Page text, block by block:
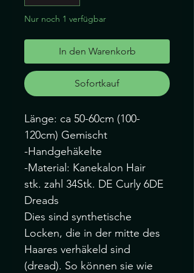
Nur noch 1 verfügbar
In den Warenkorb
Sofortkauf
Länge: ca 50-60cm (100-
120cm) Gemischt
-Handgehäkelte
-Material: Kanekalon Hair
stk. zahl 34Stk. DE Curly 6DE
Dreads
Dies sind synthetische
Locken, die in der mitte des
Haares verhäkeld sind
(dread). So können sie wie